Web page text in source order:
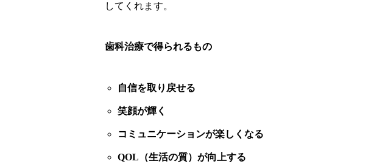
してくれます。
歯科治療で得られるもの
自信を取り戻せる
笑顔が輝く
コミュニケーションが楽しくなる
QOL（生活の質）が向上する